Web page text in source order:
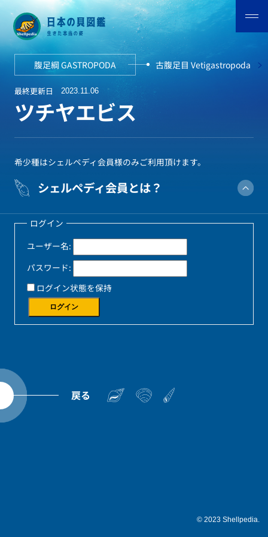
腹足綱 GASTROPODA 古腹足目 Vetigastropoda
最終更新日 2023.11.06
ツチヤエビス
希少種はシェルペディ会員様のみご利用頂けます。
シェルペディ会員とは？
ログイン
ユーザー名:
パスワード:
ログイン状態を保持
ログイン
© 2023 Shellpedia.
戻る